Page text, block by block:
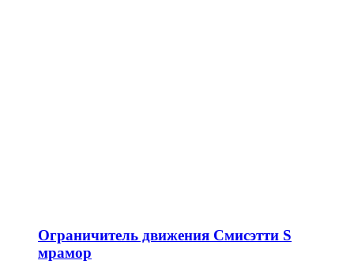
Ограничитель движения Смисэтти S
мрамор